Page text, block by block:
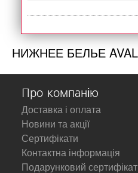
НИЖНЕЕ БЕЛЬЕ
Про компанію
Доставка і оплата
Новини та акції
Сертифікати
Контактна інформація
Подарунковий сертифікат